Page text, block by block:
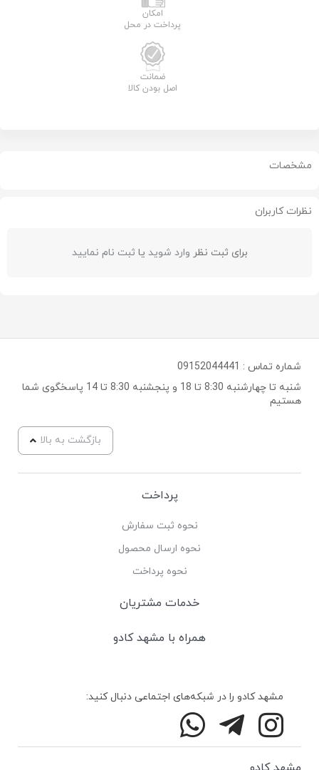
امکان
پرداخت در محل
ضمانت
اصل بودن کالا
مشخصات
نظرات کاربران
برای ثبت نظر وارد شوید یا ثبت نام نمایید
شماره تماس : 09152044441
شنبه تا چهارشنبه 8:30 تا 18 و پنجشنبه 8:30 تا 14 پاسخگوی شما
هستیم
بازگشت به بالا
پرداخت
نحوه ثبت سفارش
نحوه ارسال محصول
نحوه پرداخت
خدمات مشتریان
همراه با مشهد کادو
مشهد کادو را در شبکه‌های اجتماعی دنبال کنید: